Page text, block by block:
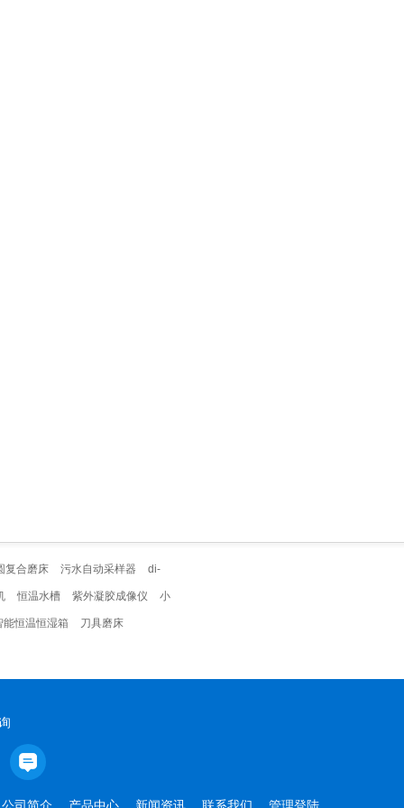
复合磨床 污水自动采样器 di-
恒温水槽 紫外凝胶成像仪 小
能恒温恒湿箱 刀具磨床